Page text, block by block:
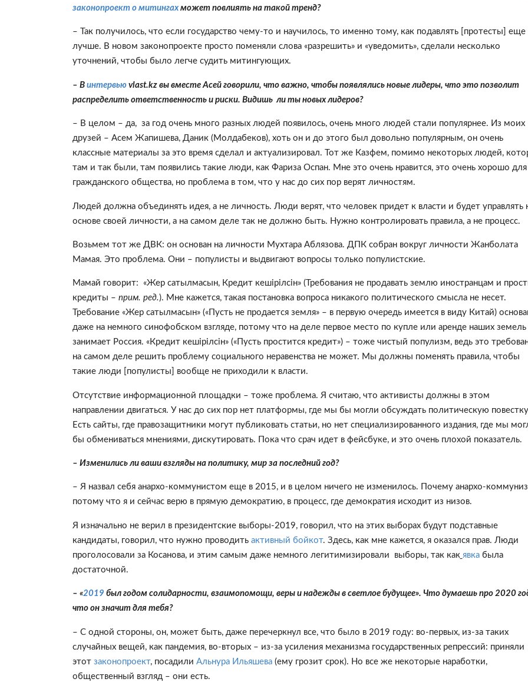
законопроект о митингахможет повлиять на такой тренд?
– Так получилось, что если государство чему-то и научилось, то именно тому, как подавлять [протесты] еще
лучше. В новом законопроекте просто поменяли слова «разрешить» и «уведомить», сделали несколько
уточнений, чтобы было легче судить митингующих.
– В интервьюvlast.kz вы вместе Асей говорили, что важно, чтобы появлялись новые лидеры, что это позволит
распределить ответственность и риски. Видишь ли ты новых лидеров?
– В целом – да, за год очень много разных людей появилось, очень много людей стали популярнее. Из моих
друзей – Асем Жапишева, Даник (Молдабеков), хоть он и до этого был довольно популярным, он очень
классные материалы за это время сделал и актуализировал. Тот же Казфем, помимо некоторых людей,
там и так были, там появились такие люди, как Фариза Оспан. Мне это очень нравится, это очень хорошо для
гражданского общества, но проблема в том, что у нас до сих пор верят личностям.
Людей должна объединять идея, а не личность. Люди верят, что человек придет к власти и будет управлять
основе своей личности, а на самом деле так не должно быть. Нужно контролировать правила, а не процесс.
Возьмем тот же ДВК: он основан на личности Мухтара Аблязова. ДПК собран вокруг личности Жанболата
Мамая. Это проблема. Они – популисты и выдвигают вопросы только популистские.
Мамай говорит: «Жер сатылмасын, Кредит кешiрiлсiн» (Требования не продавать землю иностранцам и
кредиты – прим. ред.). Мне кажется, такая постановка вопроса никакого политического смысла не несет.
Требование «Жер сатылмасын» («Пусть не продается земля» – в первую очередь имеется в виду Китай)
даже на немного синофобском взгляде, потому что на деле первое место по купле или аренде наших земель
занимает Россия. «Кредит кешiрiлсiн» («Пусть простится кредит») – тоже чистый популизм, ведь это
на самом деле решить проблему социального неравенства не может. Мы должны поменять правила, чтобы
такие люди [популисты] вообще не приходили к власти.
Отсутствие информационной площадки – тоже проблема. Я считаю, что активисты должны в этом
направлении двигаться. У нас до сих пор нет платформы, где мы бы могли обсуждать политическую
Есть сайты, где правозащитники могут публиковать статьи, но нет специализированного издания, где мы
бы обмениваться мнениями, дискутировать. Пока что срач идет в фейсбуке, и это очень плохой показатель.
– Изменились ли ваши взгляды на политику, мир за последний год?
– Я назвал себя анархо-коммунистом еще в 2015, и в целом ничего не изменилось. Почему анархо-
потому что я и сейчас верю в прямую демократию, в процесс, где демократия исходит из низов.
Я изначально не верил в президентские выборы-2019, говорил, что на этих выборах будут подставные
кандидаты, говорил, что нужно проводить активный бойкот. Здесь, как мне кажется, я оказался прав. Люди
проголосовали за Косанова, и этим самым даже немного легитимизировали выборы, так как явкабыла
достаточной.
– «2019 был годом солидарности, взаимопомощи, веры и надежды в светлое будущее». Что думаешь про 2020
что он значит для тебя?
– С одной стороны, он, может быть, даже перечеркнул все, что было в 2019 году: во-первых, из-за таких
случайных вещей, как пандемия, во-вторых – из-за усиления механизма государственных репрессий: приняли
этот законопроект, посадили Альнура Ильяшева (ему грозит срок). Но все же некоторые наработки,
общественный взгляд – они есть.